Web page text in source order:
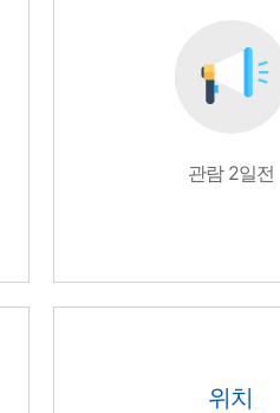
관람 2일전
위치